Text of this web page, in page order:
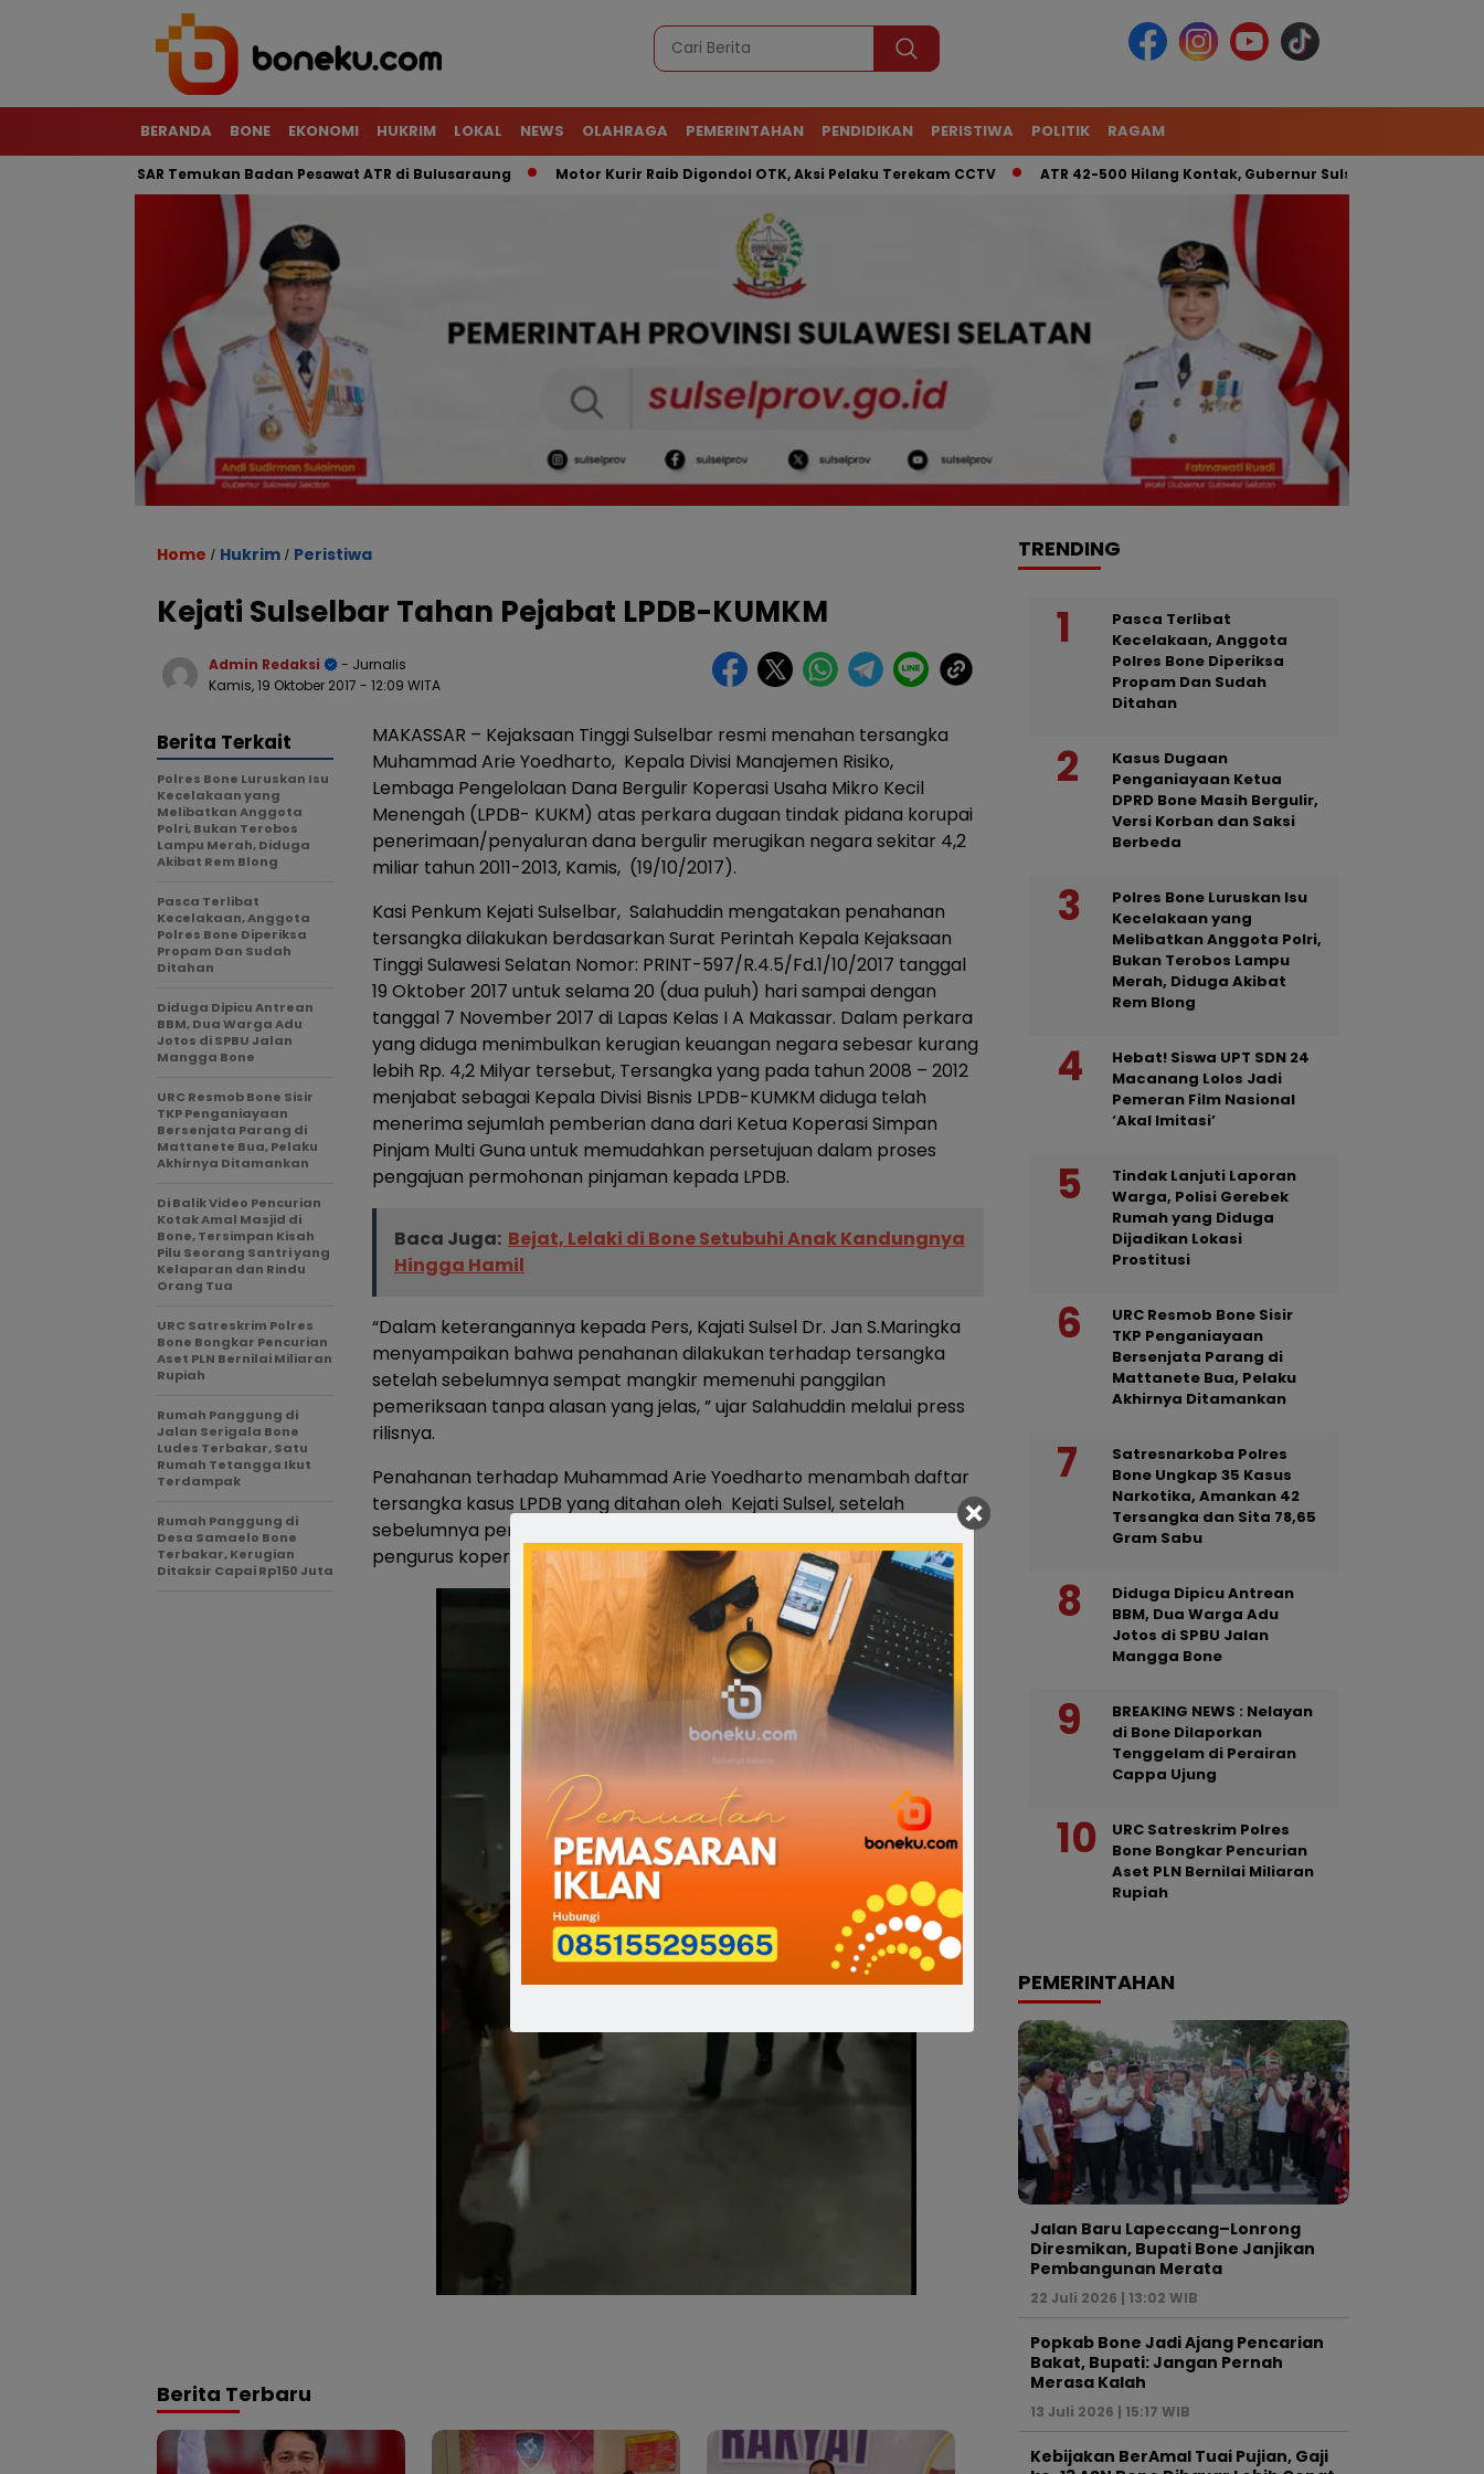
BERANDA BONE EKONOMI HUKRIM LOKAL NEWS OLAHRAGA PEMERINTAHAN PENDIDIKAN PERISTIWA POLITIK RAGAM
Tim SAR Temukan Badan Pesawat ATR di Bulusaraung Motor Kurir Raib Digondol OTK, Aksi Pelaku Terekam CCTV ATR 42-500 Hilang Kontak, Gubernur Sulsel: Kita Kerahkan Tim
Home / Hukrim / Peristiwa
Kejati Sulselbar Tahan Pejabat LPDB-KUMKM
Admin Redaksi
- Jurnalis
Kamis, 19 Oktober 2017 - 12:09 WITA
MAKASSAR – Kejaksaan Tinggi Sulselbar resmi menahan tersangka
Muhammad Arie Yoedharto, Kepala Divisi Manajemen Risiko,
Lembaga Pengelolaan Dana Bergulir Koperasi Usaha Mikro Kecil
Menengah (LPDB- KUKM) atas perkara dugaan tindak pidana korupai
penerimaan/penyaluran dana bergulir merugikan negara sekitar 4,2
miliar tahun 2011-2013, Kamis, (19/10/2017).
Kasi Penkum Kejati Sulselbar, Salahuddin mengatakan penahanan
tersangka dilakukan berdasarkan Surat Perintah Kepala Kejaksaan
Tinggi Sulawesi Selatan Nomor: PRINT-597/R.4.5/Fd.1/10/2017 tanggal
19 Oktober 2017 untuk selama 20 (dua puluh) hari sampai dengan
tanggal 7 November 2017 di Lapas Kelas I A Makassar. Dalam perkara
yang diduga menimbulkan kerugian keuangan negara sebesar kurang
lebih Rp. 4,2 Milyar tersebut, Tersangka yang pada tahun 2008 – 2012
menjabat sebagai Kepala Divisi Bisnis LPDB-KUMKM diduga telah
menerima sejumlah pemberian dana dari Ketua Koperasi Simpan
Pinjam Multi Guna untuk memudahkan persetujuan dalam proses
pengajuan permohonan pinjaman kepada LPDB.
Baca Juga: Bejat, Lelaki di Bone Setubuhi Anak Kandungnya
Hingga Hamil
“Dalam keterangannya kepada Pers, Kajati Sulsel Dr. Jan S.Maringka
menyampaikan bahwa penahanan dilakukan terhadap tersangka
setelah sebelumnya sempat mangkir memenuhi panggilan
pemeriksaan tanpa alasan yang jelas, ” ujar Salahuddin melalui press
rilisnya.
Penahanan terhadap Muhammad Arie Yoedharto menambah daftar
tersangka kasus LPDB yang ditahan oleh Kejati Sulsel, setelah
sebelumnya penyidik telah melakukan penahanan 2 orang tersangka
pengurus koperasi dalam perkara tersebut. (*)
Berita Terkait
Polres Bone Luruskan Isu
Kecelakaan yang
Melibatkan Anggota
Polri, Bukan Terobos
Lampu Merah, Diduga
Akibat Rem Blong
Pasca Terlibat
Kecelakaan, Anggota
Polres Bone Diperiksa
Propam Dan Sudah
Ditahan
Diduga Dipicu Antrean
BBM, Dua Warga Adu
Jotos di SPBU Jalan
Mangga Bone
URC Resmob Bone Sisir
TKP Penganiayaan
Bersenjata Parang di
Mattanete Bua, Pelaku
Akhirnya Ditamankan
Di Balik Video Pencurian
Kotak Amal Masjid di
Bone, Tersimpan Kisah
Pilu Seorang Santri yang
Kelaparan dan Rindu
Orang Tua
URC Satreskrim Polres
Bone Bongkar Pencurian
Aset PLN Bernilai Miliaran
Rupiah
Rumah Panggung di
Jalan Serigala Bone
Ludes Terbakar, Satu
Rumah Tetangga Ikut
Terdampak
Rumah Panggung di
Desa Samaelo Bone
Terbakar, Kerugian
Ditaksir Capai Rp150 Juta
Berita Terbaru
TRENDING
Pasca Terlibat
Kecelakaan, Anggota
Polres Bone Diperiksa
Propam Dan Sudah
Ditahan
Kasus Dugaan
Penganiayaan Ketua
DPRD Bone Masih Bergulir,
Versi Korban dan Saksi
Berbeda
Polres Bone Luruskan Isu
Kecelakaan yang
Melibatkan Anggota Polri,
Bukan Terobos Lampu
Merah, Diduga Akibat
Rem Blong
Hebat! Siswa UPT SDN 24
Macanang Lolos Jadi
Pemeran Film Nasional
‘Akal Imitasi’
Tindak Lanjuti Laporan
Warga, Polisi Gerebek
Rumah yang Diduga
Dijadikan Lokasi
Prostitusi
URC Resmob Bone Sisir
TKP Penganiayaan
Bersenjata Parang di
Mattanete Bua, Pelaku
Akhirnya Ditamankan
Satresnarkoba Polres
Bone Ungkap 35 Kasus
Narkotika, Amankan 42
Tersangka dan Sita 78,65
Gram Sabu
Diduga Dipicu Antrean
BBM, Dua Warga Adu
Jotos di SPBU Jalan
Mangga Bone
BREAKING NEWS : Nelayan
di Bone Dilaporkan
Tenggelam di Perairan
Cappa Ujung
URC Satreskrim Polres
Bone Bongkar Pencurian
Aset PLN Bernilai Miliaran
Rupiah
PEMERINTAHAN
Jalan Baru Lapeccang–Lonrong
Diresmikan, Bupati Bone Janjikan
Pembangunan Merata
22 Juli 2026 | 13:02 WIB
Popkab Bone Jadi Ajang Pencarian
Bakat, Bupati: Jangan Pernah
Merasa Kalah
13 Juli 2026 | 15:17 WIB
Kebijakan BerAmal Tuai Pujian, Gaji